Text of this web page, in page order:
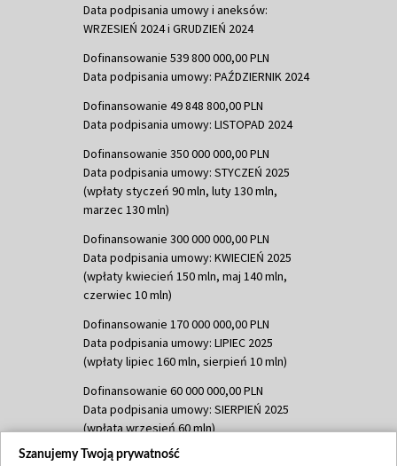
Data podpisania umowy i aneksów:
WRZESIEŃ 2024 i GRUDZIEŃ 2024
Dofinansowanie 539 800 000,00 PLN
Data podpisania umowy: PAŹDZIERNIK 2024
Dofinansowanie 49 848 800,00 PLN
Data podpisania umowy: LISTOPAD 2024
Dofinansowanie 350 000 000,00 PLN
Data podpisania umowy: STYCZEŃ 2025
(wpłaty styczeń 90 mln, luty 130 mln,
marzec 130 mln)
Dofinansowanie 300 000 000,00 PLN
Data podpisania umowy: KWIECIEŃ 2025
(wpłaty kwiecień 150 mln, maj 140 mln,
czerwiec 10 mln)
Dofinansowanie 170 000 000,00 PLN
Data podpisania umowy: LIPIEC 2025
(wpłaty lipiec 160 mln, sierpień 10 mln)
Dofinansowanie 60 000 000,00 PLN
Data podpisania umowy: SIERPIEŃ 2025
(wpłata wrzesień 60 mln)
Dofinansowanie 635 783 051,21 PLN
Szanujemy Twoją prywatność